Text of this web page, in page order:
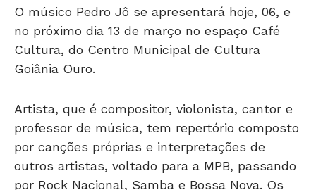
no próximo dia 13 de março no espaço Café
Cultura, do Centro Municipal de Cultura
Goiânia Ouro.
professor de música, tem repertório composto
por canções próprias e interpretações de
outros artistas, voltado para a MPB, passando
por Rock Nacional, Samba e Bossa Nova. Os
shows têm início às 21 horas, com entrada